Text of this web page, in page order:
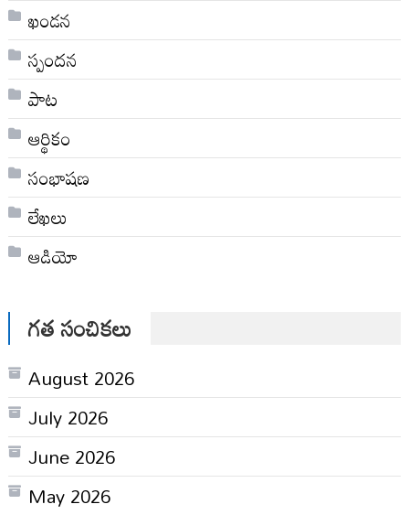
ఖండన
స్పందన
పాట
ఆర్థికం
సంభాషణ
లేఖలు
ఆడియో
గత సంచికలు
August 2026
July 2026
June 2026
May 2026